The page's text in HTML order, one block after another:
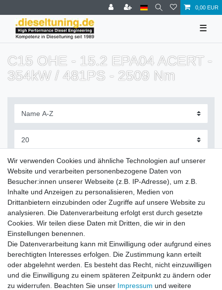
0,00 EUR
☰
C15 OHE - 15.2 EPA04 ACERT -
354kW / 481PS - 2509 Nm
Filter
Zahlung und Versand
Impressum Daten­schutz­erklärung AGB
Barrierefreiheitserklärung Widerrufs­recht
Wir verwenden Cookies und ähnliche Technologien auf unserer
Website und verarbeiten personenbezogene Daten von
Besucher:innen unserer Webseite (z.B. IP-Adresse), um z.B.
Inhalte und Anzeigen zu personalisieren, Medien von
Drittanbietern einzubinden oder Zugriffe auf unsere Website zu
analysieren. Die Datenverarbeitung erfolgt erst durch gesetzte
Cookies. Wir teilen diese Daten mit Dritten, die wir in den
Einstellungen benennen.
Die Datenverarbeitung kann mit Einwilligung oder aufgrund eines
berechtigten Interesses erfolgen. Die Zustimmung kann erteilt
oder abgelehnt werden. Es besteht das Recht, nicht einzuwilligen
und die Einwilligung zu einem späteren Zeitpunkt zu ändern oder
zu widerrufen. Beachten Sie unser Impressum und weitere